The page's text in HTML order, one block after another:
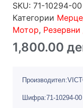
SKU: 71-10294-00
Категории
Мотор,
1,800.00
Шифра:71-10294-00